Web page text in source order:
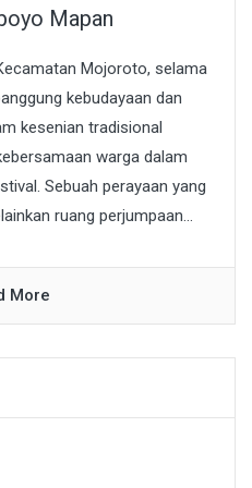
Mapan
Mojoroto, selama
kebudayaan dan
kesenian tradisional
warga dalam
Sebuah perayaan yang
ruang perjumpaan...
More